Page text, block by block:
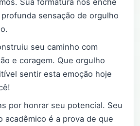
sensação de orgulho
seu caminho com
e coragem. Que orgulho
sentir esta emoção hoje
por honrar seu potencial. Seu
acadêmico é a prova de que